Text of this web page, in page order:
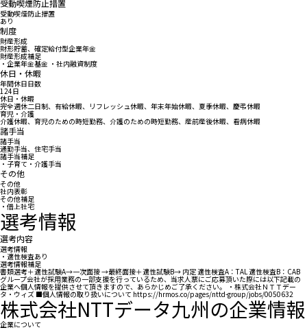
受動喫煙防止措置
受動喫煙防止措置
あり
制度
財産形成
財形貯蓄、確定給付型企業年金
財産形成補足
・企業年金基金 ・社内融資制度
休日・休暇
年間休日日数
124日
休日・休暇
完全週休二日制、有給休暇、リフレッシュ休暇、年末年始休暇、夏季休暇、慶弔休暇
育児・介護
介護休暇、育児のための時短勤務、介護のための時短勤務、産前産後休暇、看病休暇
諸手当
諸手当
通勤手当、住宅手当
諸手当補足
・子育て・介護手当
その他
その他
社内表彰
その他補足
・借上社宅
選考情報
選考内容
選考情報
・適性検査あり
選考情報補足
書類選考＋適性試験A→一次面接 →最終面接＋適性試験B→ 内定 適性検査A：TAL 適性検査B：CAB
グループ会社が採用業務の一部支援を行っているため、当求人票にご応募頂いた際には以下記載の
企業へ個人情報を提供させて頂きますので、あらかじめご了承ください。 ・株式会社ＮＴＴデー
タ・ウィズ ■個人情報の取り扱いについて https://hrmos.co/pages/nttd-group/jobs/0050632
株式会社NTTデータ九州の企業情報
企業について